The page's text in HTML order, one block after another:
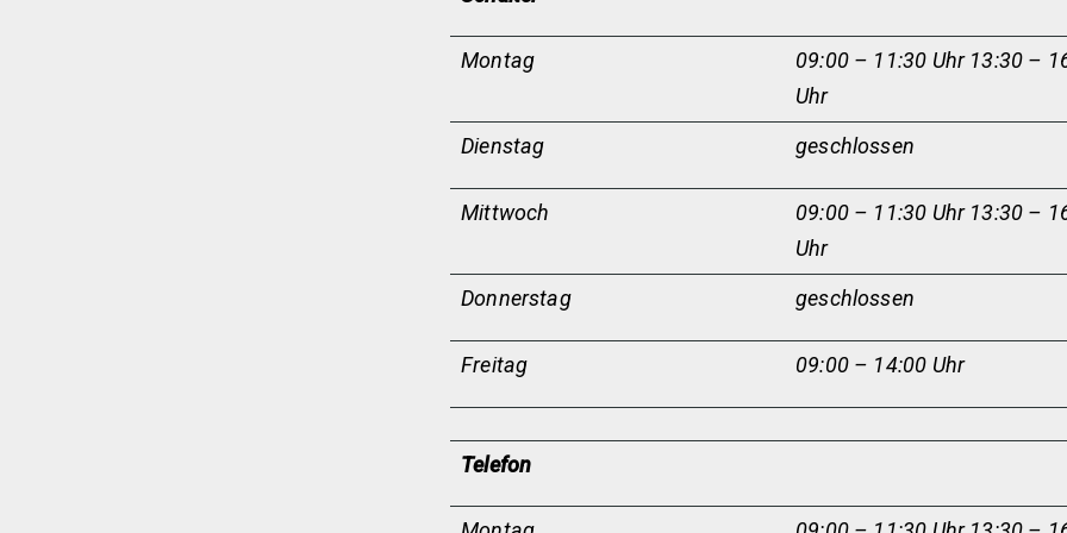
Montag
09:00 – 11:30 Uhr 13:30 –
Uhr
Dienstag
geschlossen
Mittwoch
09:00 – 11:30 Uhr 13:30 –
Uhr
Donnerstag
geschlossen
Freitag 09:00 – 14:00 Uhr
Telefon